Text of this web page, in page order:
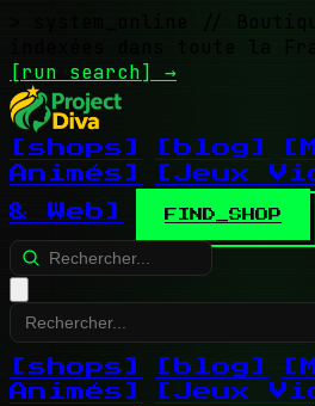
//
indexées dans toute la
[run search] →
[shops] [blog]
Animés]
[Jeux
& Web]
FIND_SHOP
[shops] [blog]
Animés]
[Jeux